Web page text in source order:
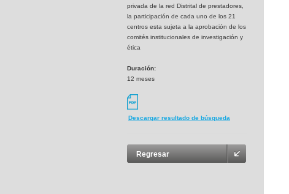
privada de la red Distrital de prestadores,
la participación de cada uno de los 21
centros esta sujeta a la aprobación de los
comités institucionales de investigación y
ética
Duración:
12 meses
Descargar resultado de búsqueda
Regresar